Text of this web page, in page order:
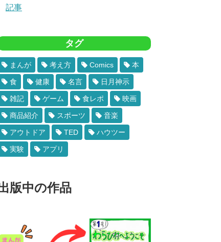
記事
タグ
まんが 考え方 Comics 本
食 健康 名言 日月神示
雑記 ゲーム 食レポ 映画
商品紹介 スポーツ 音楽
アウトドア TED ハウツー
実験 アプリ
版中の作品